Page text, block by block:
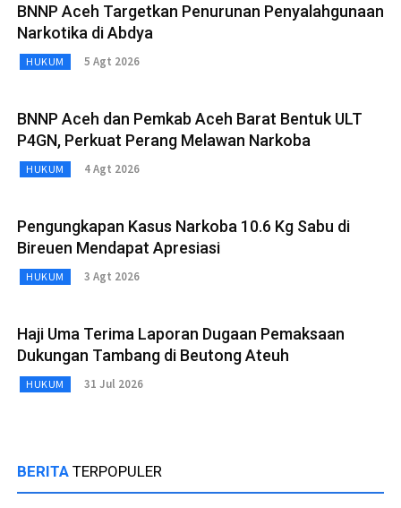
BNNP Aceh Targetkan Penurunan Penyalahgunaan
Narkotika di Abdya
HUKUM 5 Agt 2026
BNNP Aceh dan Pemkab Aceh Barat Bentuk ULT
P4GN, Perkuat Perang Melawan Narkoba
HUKUM 4 Agt 2026
Pengungkapan Kasus Narkoba 10.6 Kg Sabu di
Bireuen Mendapat Apresiasi
HUKUM 3 Agt 2026
Haji Uma Terima Laporan Dugaan Pemaksaan
Dukungan Tambang di Beutong Ateuh
HUKUM 31 Jul 2026
BERITA TERPOPULER